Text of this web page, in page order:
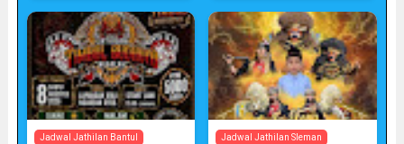
Jadwal Jathilan Bantul Jadwal Jathilan Sleman